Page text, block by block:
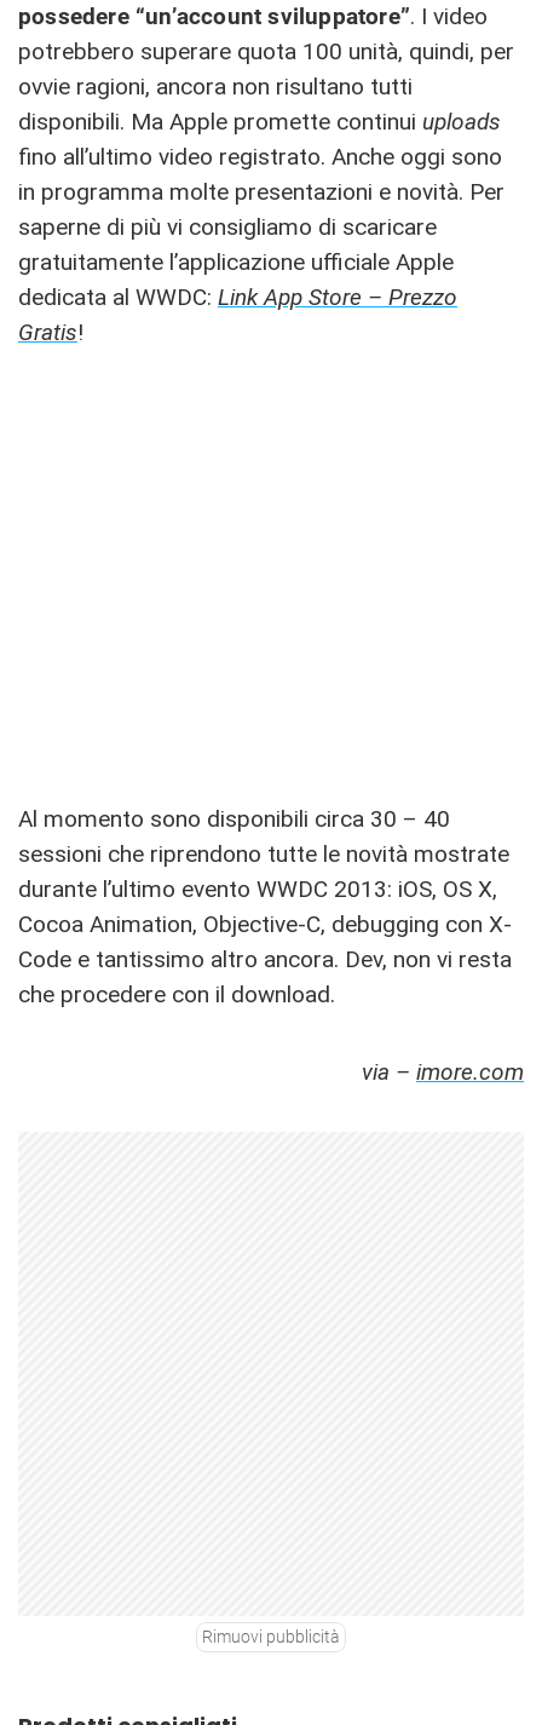
possedere “un’account sviluppatore”. I video
potrebbero superare quota 100 unità, quindi, per
ovvie ragioni, ancora non risultano tutti
disponibili. Ma Apple promette continui uploads
fino all’ultimo video registrato. Anche oggi sono
in programma molte presentazioni e novità. Per
saperne di più vi consigliamo di scaricare
gratuitamente l’applicazione ufficiale Apple
dedicata al WWDC: Link App Store – Prezzo
Gratis!
Al momento sono disponibili circa 30 – 40
sessioni che riprendono tutte le novità mostrate
durante l’ultimo evento WWDC 2013: iOS, OS X,
Cocoa Animation, Objective-C, debugging con X-
Code e tantissimo altro ancora. Dev, non vi resta
che procedere con il download.
via – imore.com
Rimuovi pubblicità